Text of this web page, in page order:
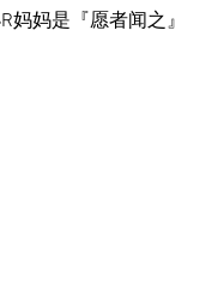
妈妈是『愿者闻之』